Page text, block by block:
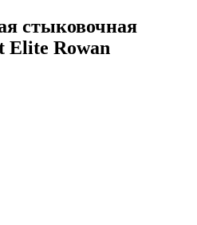
стыковочная
Elite Rowan